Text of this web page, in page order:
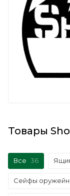
Товары
Все 36
Сейфы